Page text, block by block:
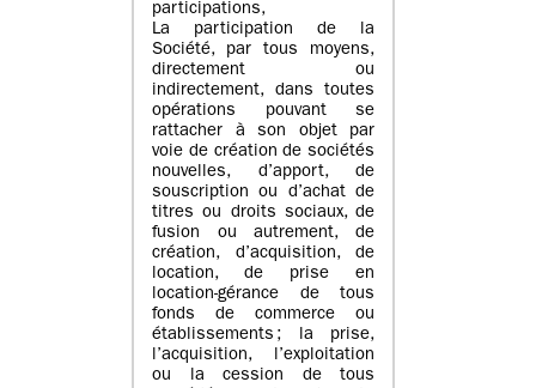
participations,
La participation de la
Société, par tous moyens,
directement ou
indirectement, dans toutes
opérations pouvant se
rattacher à son objet par
voie de création de sociétés
nouvelles, d’apport, de
souscription ou d’achat de
titres ou droits sociaux, de
fusion ou autrement, de
création, d’acquisition, de
location, de prise en
location-gérance de tous
fonds de commerce ou
établissements ; la prise,
l’acquisition, l’exploitation
ou la cession de tous